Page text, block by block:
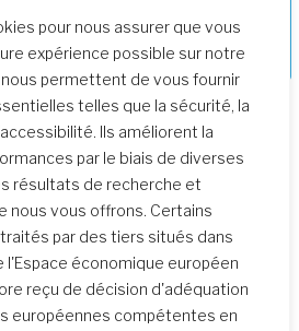
pour nous assurer que vous
expérience possible sur notre
permettent de vous fournir
telles que la sécurité, la
Ils améliorent la
par le biais de diverses
résultats de recherche et
nous vous offrons. Certains
par des tiers situés dans
l'Espace économique européen
reçu de décision d'adéquation
européennes compétentes en
de